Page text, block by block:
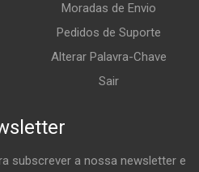
Moradas de Envio
Pedidos de Suporte
Alterar Palavra-Chave
Sair
subscrever a nossa newsletter e